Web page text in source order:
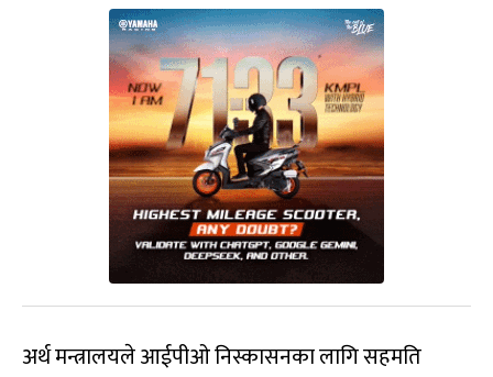
अर्थ मन्त्रालयले आईपीओ निस्कासनका लागि सहमति